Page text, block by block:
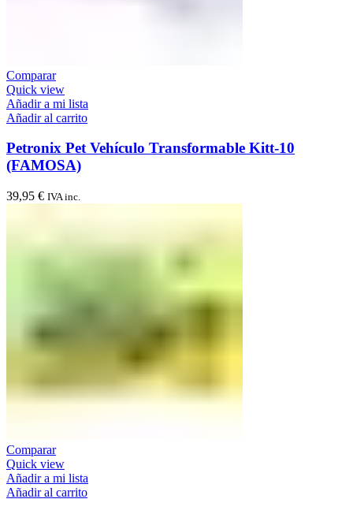
Comparar
Quick view
Añadir a mi lista
Añadir al carrito
Petronix Pet Vehículo Transformable Kitt-10
(FAMOSA)
39,95 € IVA inc.
Comparar
Quick view
Añadir a mi lista
Añadir al carrito